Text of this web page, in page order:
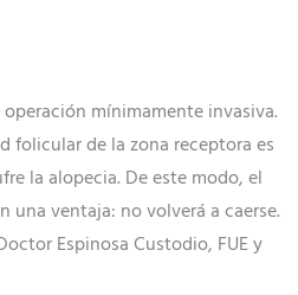
mínimamente invasiva.
folicular de la zona receptora es
la alopecia. De este modo, el
una ventaja: no volverá a caerse.
Espinosa Custodio, FUE y